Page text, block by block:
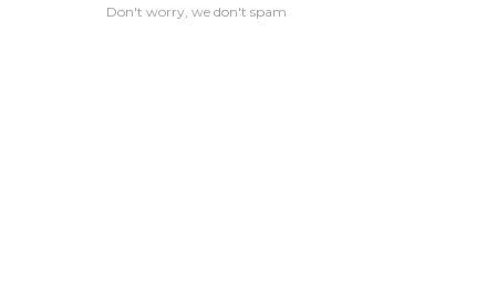
Don't worry, we don't spam